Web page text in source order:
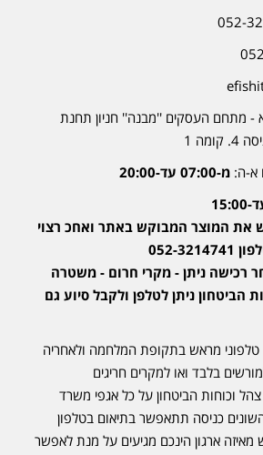
עקיבא - מתחם העסקים ''מבנה'' חניון תחנת
א-ה: מ-07:00 עד-20:00
את המוצר המבוקש באתר ואחכ רצוי
רכישה ניתן - מקרי חרום - משטרה
הביטחון ניתן לטלפן ולקבל סיוע גם
טלפוני מראש בתקופת המלחמה ולאחריה
בלבד ואו למקרים חריגים
צהל וכוחות הביטחון על כל אגפי משרד
כניסה תתאפשר בתיאום בטלפון
ארגון הינכם מגיעים על מנת לאפשר